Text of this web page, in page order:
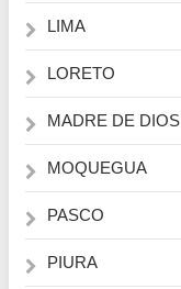
LIMA
LORETO
MADRE DE DIOS
MOQUEGUA
PASCO
PIURA